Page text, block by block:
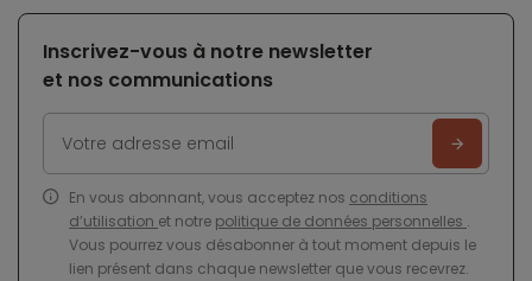
Inscrivez-vous à notre newsletter
et nos communications
En vous abonnant, vous acceptez nos conditions
d’utilisation et notre politique de données personnelles .
Vous pourrez vous désabonner à tout moment depuis le
lien présent dans chaque newsletter que vous recevrez.